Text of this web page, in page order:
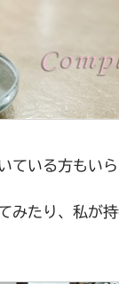
ている方もいら
みたり、私が